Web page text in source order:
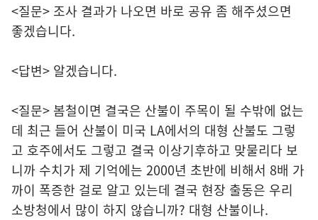
<질문> 조사 결과가 나오면 바로 공유 좀 해주셨으면
좋겠습니다.
<답변> 알겠습니다.
<질문> 봄철이면 결국은 산불이 주목이 될 수밖에 없는
데 최근 들어 산불이 미국 LA에서의 대형 산불도 그렇
고 호주에서도 그렇고 결국 이상기후하고 맞물리다 보
니까 수치가 제 기억에는 2000년 초반에 비해서 8배 가
까이 폭증한 걸로 알고 있는데 결국 현장 출동은 우리
소방청에서 많이 하지 않습니까? 대형 산불이나.